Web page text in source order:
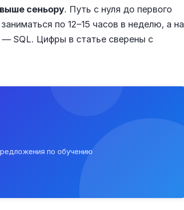
сеньору. Путь с нуля до первого
по 12–15 часов в неделю, а на
SQL. Цифры в статье сверены с
по обучению